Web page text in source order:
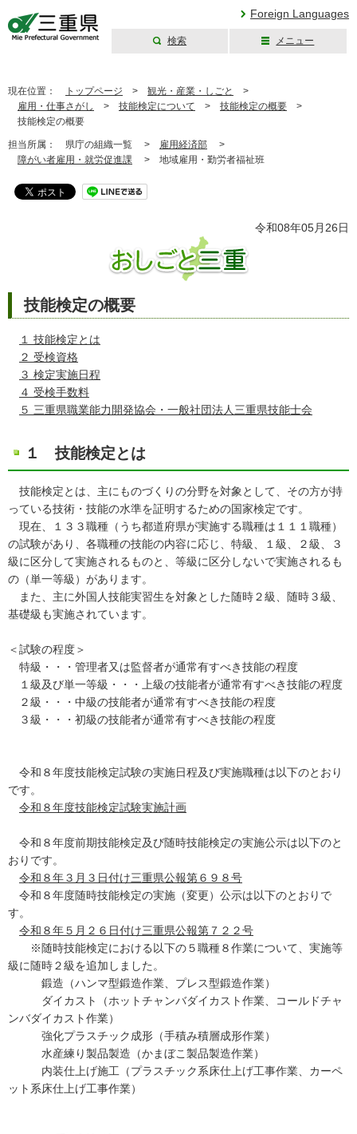
Foreign Languages
検索 メニュー
現在位置： トップページ > 観光・産業・しごと
>
雇用・仕事さがし
> 技能検定について > 技能検定の概要 >
技能検定の概要
担当所属： 県庁の組織一覧 > 雇用経済部 >
障がい者雇用・就労促進課 > 地域雇用・勤労者福祉班
令和08年05月26日
技能検定の概要
１ 技能検定とは
２ 受検資格
３ 検定実施日程
４ 受検手数料
５ 三重県職業能力開発協会・一般社団法人三重県技能士会
１ 技能検定とは
技能検定とは、主にものづくりの分野を対象として、その方が持
っている技術・技能の水準を証明するための国家検定です。
現在、１３３職種（うち都道府県が実施する職種は１１１職種）
の試験があり、各職種の技能の内容に応じ、特級、１級、２級、３
級に区分して実施されるものと、等級に区分しないで実施されるも
の（単一等級）があります。
また、主に外国人技能実習生を対象とした随時２級、随時３級、
基礎級も実施されています。
＜試験の程度＞
特級・・・管理者又は監督者が通常有すべき技能の程度
１級及び単一等級・・・上級の技能者が通常有すべき技能の程度
２級・・・中級の技能者が通常有すべき技能の程度
３級・・・初級の技能者が通常有すべき技能の程度
令和８年度技能検定試験の実施日程及び実施職種は以下のとおり
です。
令和８年度技能検定試験実施計画
令和８年度前期技能検定及び随時技能検定の実施公示は以下のと
おりです。
令和８年３月３日付け三重県公報第６９８号
令和８年度随時技能検定の実施（変更）公示は以下のとおりで
す。
令和８年５月２６日付け三重県公報第７２２号
※随時技能検定における以下の５職種８作業について、実施等
級に随時２級を追加しました。
鍛造（ハンマ型鍛造作業、プレス型鍛造作業）
ダイカスト（ホットチャンバダイカスト作業、コールドチャ
ンバダイカスト作業）
強化プラスチック成形（手積み積層成形作業）
水産練り製品製造（かまぼこ製品製造作業）
内装仕上げ施工（プラスチック系床仕上げ工事作業、カーペ
ット系床仕上げ工事作業）